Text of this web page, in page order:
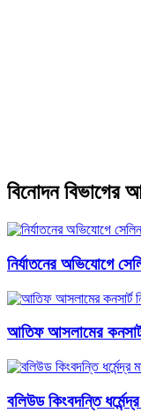
বিনোদন বিভাগের
নির্যাতনের অভিযোগে
আতিফ আসলামের
বলিউড কিংবদন্তি